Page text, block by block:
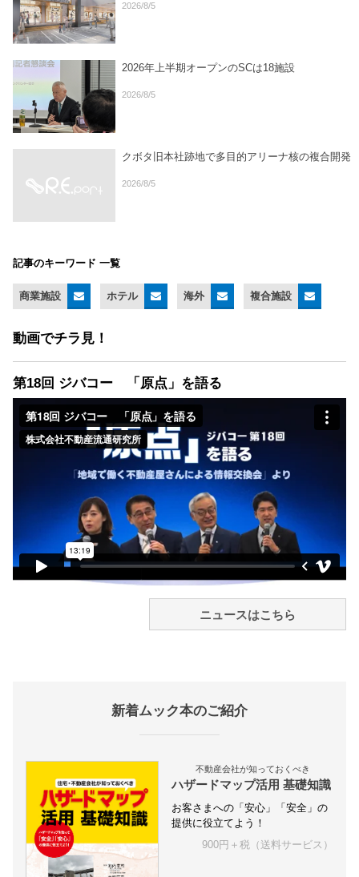
2026/8/5
2026年上半期オープンのSCは18施設
2026/8/5
クボタ旧本社跡地で多目的アリーナ核の複合開発
2026/8/5
記事のキーワード 一覧
商業施設 ホテル 海外 複合施設
動画でチラ見！
第18回 ジバコー 「原点」を語る
ニュースはこちら
新着ムック本のご紹介
不動産会社が知っておくべき
ハザードマップ活用 基礎知識
お客さまへの「安心」「安全」の
提供に役立てよう！
900円＋税（送料サービス）